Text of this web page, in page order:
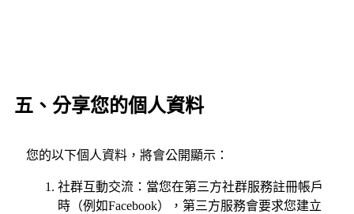
五、分享您的個人資料
您的以下個人資料，將會公開顯示：
社群互動交流：當您在第三方社群服務註冊帳戶
時（例如Facebook），第三方服務會要求您建立